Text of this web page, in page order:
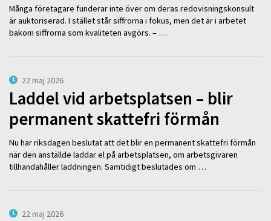
Många företagare funderar inte över om deras redovisningskonsult
är auktoriserad. I stället står siffrorna i fokus, men det är i arbetet
bakom siffrorna som kvaliteten avgörs. – …
22 maj 2026
Laddel vid arbetsplatsen – blir
permanent skattefri förmån
Nu har riksdagen beslutat att det blir en permanent skattefri förmån
när den anställde laddar el på arbetsplatsen, om arbetsgivaren
tillhandahåller laddningen. Samtidigt beslutades om …
22 maj 2026